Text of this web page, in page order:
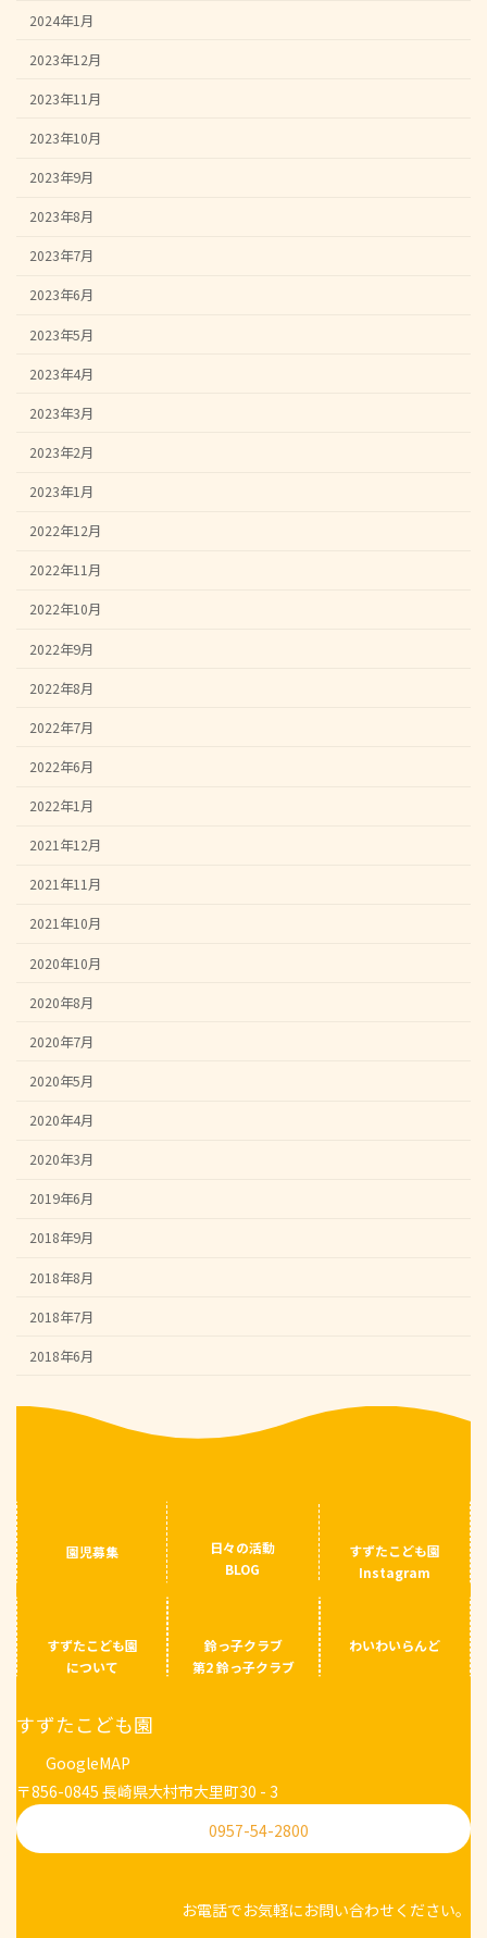
2024年1月
2023年12月
2023年11月
2023年10月
2023年9月
2023年8月
2023年7月
2023年6月
2023年5月
2023年4月
2023年3月
2023年2月
2023年1月
2022年12月
2022年11月
2022年10月
2022年9月
2022年8月
2022年7月
2022年6月
2022年1月
2021年12月
2021年11月
2021年10月
2020年10月
2020年8月
2020年7月
2020年5月
2020年4月
2020年3月
2019年6月
2018年9月
2018年8月
2018年7月
2018年6月
園児募集
日々の活動
BLOG
すずたこども園
Instagram
すずたこども園
について
鈴っ子クラブ
第2 鈴っ子クラブ
わいわいらんど
すずたこども園
GoogleMAP
〒856-0845 長崎県大村市大里町30 - 3
0957-54-2800
お電話でお気軽にお問い合わせください。